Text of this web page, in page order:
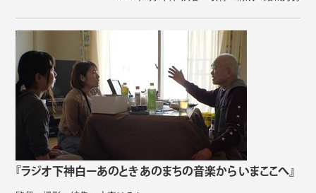
『ラジオ下神⽩ーあのとき あのまちの⾳楽から いまここへ』